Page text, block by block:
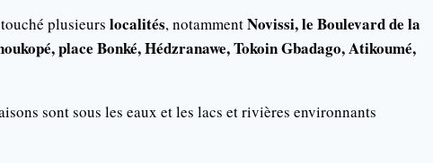
plusieurs localités, notammentNovissi, le Boulevard de la
place Bonké, Hédzranawe, Tokoin Gbadago, Atikoumé,
sont sous les eaux et les lacs et rivières environnants